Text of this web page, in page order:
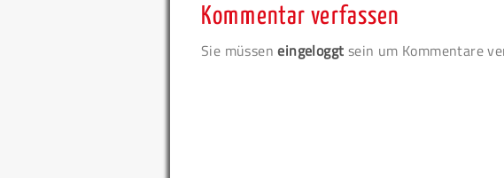
Kommentar verfassen
Sie müsseneingeloggt sein um Kommentare